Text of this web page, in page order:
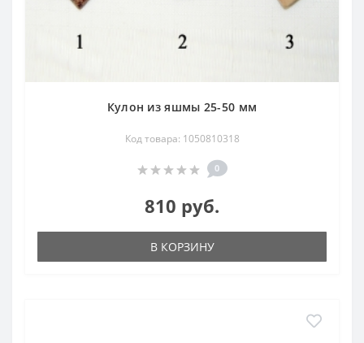
Кулон из яшмы 25-50 мм
Код товара: 1050810318
0
810 руб.
В КОРЗИНУ